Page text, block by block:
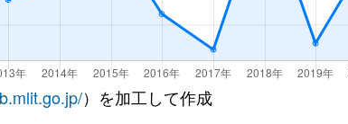
）を加工して作成